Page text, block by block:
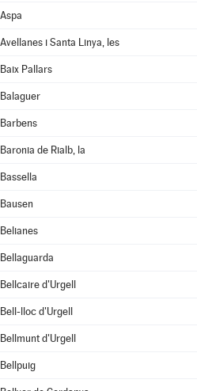
Aspa
Avellanes i Santa Linya, les
Baix Pallars
Balaguer
Barbens
Baronia de Rialb, la
Bassella
Bausen
Belianes
Bellaguarda
Bellcaire d'Urgell
Bell-lloc d'Urgell
Bellmunt d'Urgell
Bellpuig